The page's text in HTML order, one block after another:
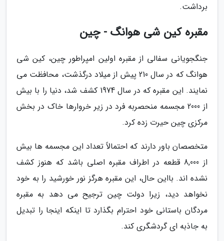
برداشت.
مقبره کین شی هوانگ - چین
جنگجویانی سفالی از مقبره اولین امپراطور چین، کین شی
هوانگ که در سال 210 پیش از میلاد درگذشت، محافظت می
نمایند. این مقبره که در سال 1974 کشف شد، دنیا را با بیش
از 2000 مجسمه منحصربه فرد در زیر خروارها خاک در بخش
مرکزی چین حیرت زده کرد.
متخصصان باور دارند که احتمالاً تعداد این مجسمه ها بیش
از 8,000 قطعه در اطراف مقبره اصلی باشد که هنوز کشف
نشده اند. بااین حال، این مقبره هرگز نور خورشید را به خود
نخواهد دید، زیرا دولت چین ترجیح می دهد به مقبره
مردگان باستانی خود احترام بگذارد تا اینکه اینجا را تبدیل
به جاذبه ای گردشگری کند.